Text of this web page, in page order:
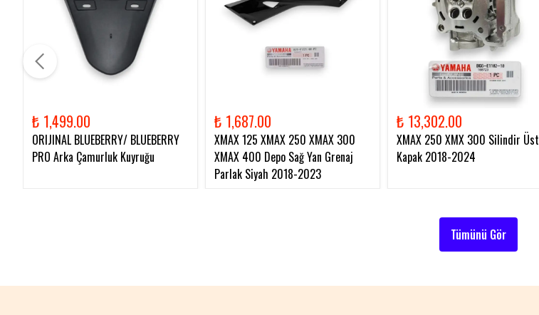
₺ 1,499.00
ORIJINAL BLUEBERRY/ BLUEBERRY
PRO Arka Çamurluk Kuyruğu
₺ 1,687.00
XMAX 125 XMAX 250 XMAX 300
XMAX 400 Depo Sağ Yan Grenaj
Parlak Siyah 2018-2023
₺ 13,302.00
XMAX 250 XMX 300 Silindir Üst
Kapak 2018-2024
Tümünü Gör